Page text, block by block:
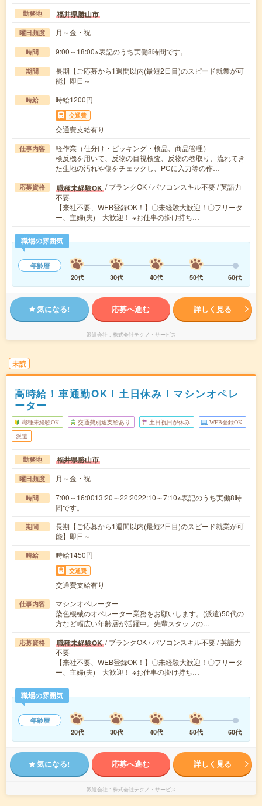
勤務地 福井県勝山市
曜日頻度 月～金・祝
時間 9:00～18:00※表記のうち実働8時間です。
期間
長期【ご応募から1週間以内(最短2日目)のスピード就業が可
能】即日～
時給 時給1200円
交通費
交通費支給有り
仕事内容
軽作業（仕分け・ピッキング・検品、商品管理）
検反機を用いて、反物の目視検査、反物の巻取り、流れてき
た生地の汚れや傷をチェックし、PCに入力等の作…
応募資格 職種未経験OK / ブランクOK / パソコンスキル不要 / 英語力
不要
【来社不要、WEB登録OK！】〇未経験大歓迎！〇フリータ
ー、主婦(夫) 大歓迎！ ※お仕事の掛け持ち…
職場の雰囲気
年齢層
20代
30代 40代 50代 60代
気になる! 応募へ進む 詳しく見る
派遣会社 株式会社テクノ・サービス
未読
高時給！車通勤OK！土日休み！マシンオペレ
ーター
職種未経験OK 交通費別途支給あり 土日祝日が休み WEB登録OK
派遣
勤務地 福井県勝山市
曜日頻度 月～金・祝
時間
7:00～16:0013:20～22:2022:10～7:10※表記のうち実働8時
間です。
期間
長期【ご応募から1週間以内(最短2日目)のスピード就業が可
能】即日～
時給 時給1450円
交通費
交通費支給有り
仕事内容
マシンオペレーター
染色機械のオペレーター業務をお願いします。(派遣)50代の
方など幅広い年齢層が活躍中。先輩スタッフの…
応募資格 職種未経験OK / ブランクOK / パソコンスキル不要 / 英語力
不要
【来社不要、WEB登録OK！】〇未経験大歓迎！〇フリータ
ー、主婦(夫) 大歓迎！ ※お仕事の掛け持ち…
職場の雰囲気
年齢層
20代
30代 40代 50代 60代
気になる! 応募へ進む 詳しく見る
派遣会社 株式会社テクノ・サービス